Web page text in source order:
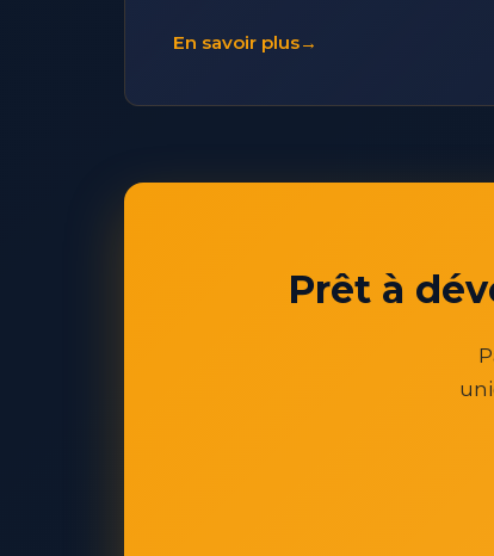
En savoir plus→
Prêt à